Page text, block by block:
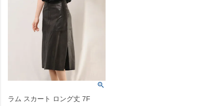
ラム スカート ロング丈 7F